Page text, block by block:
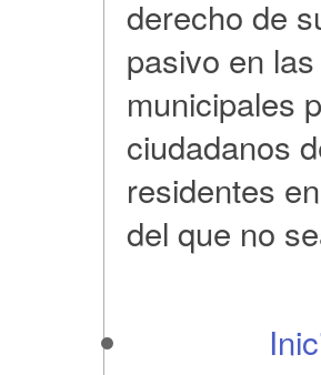
derecho de
pasivo en
municipales
ciudadanos
residentes
del que no